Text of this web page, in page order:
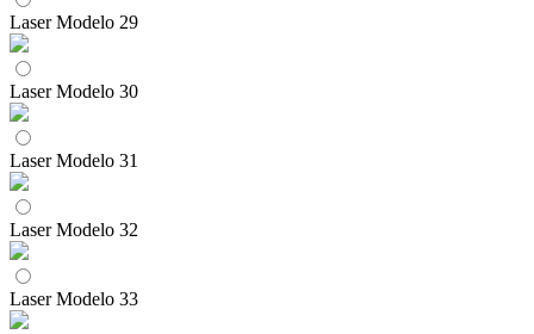
Laser Modelo 29
Laser Modelo 30
Laser Modelo 31
Laser Modelo 32
Laser Modelo 33